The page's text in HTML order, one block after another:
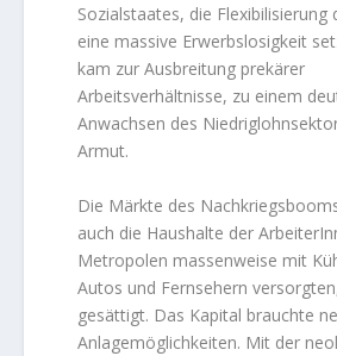
Sozialstaates, die Flexibilisierung
eine massive Erwerbslosigkeit
kam zur Ausbreitung prekärer
Arbeitsverhältnisse, zu einem
Anwachsen des
Armut.
Die Märkte des
auch die Haushalte der
Metropolen massenweise mit
Autos und Fernsehern
gesättigt. Das Kapital brauchte
Anlagemöglichkeiten. Mit der